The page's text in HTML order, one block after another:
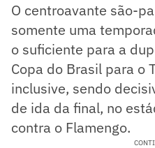
O centroavante são-
somente uma
o suficiente para a
Copa do Brasil para o
inclusive, sendo
de ida da final, no
contra o Flamengo.